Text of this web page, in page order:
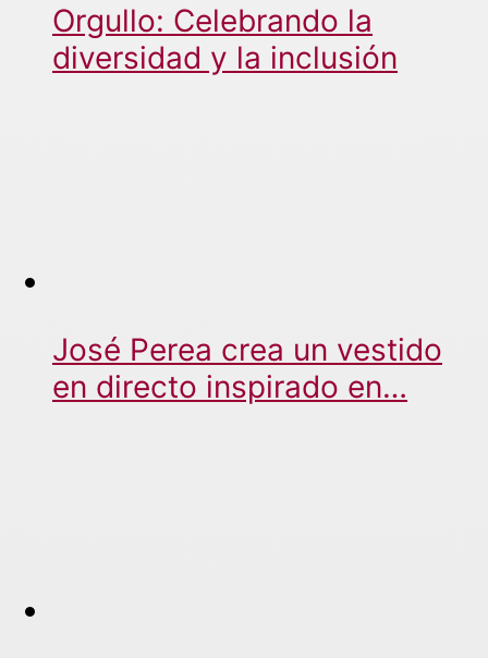
Orgullo: Celebrando la
diversidad y la inclusión
José Perea crea un vestido
en directo inspirado en…